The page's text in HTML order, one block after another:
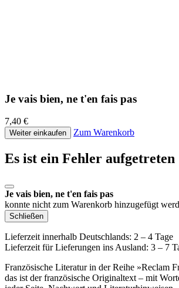
Je vais bien, ne t'en fais pas
7,40 €
Weiter einkaufen Zum Warenkorb
Es ist ein Fehler aufgetreten
Je vais bien, ne t'en fais pas
konnte nicht zum Warenkorb hinzugefügt
Schließen
Lieferzeit innerhalb Deutschlands: 2 – 4 Tage
Lieferzeit für Lieferungen ins Ausland: 3 – 7
Französische Literatur in der Reihe »Reclam
das ist der französische Originaltext – mit